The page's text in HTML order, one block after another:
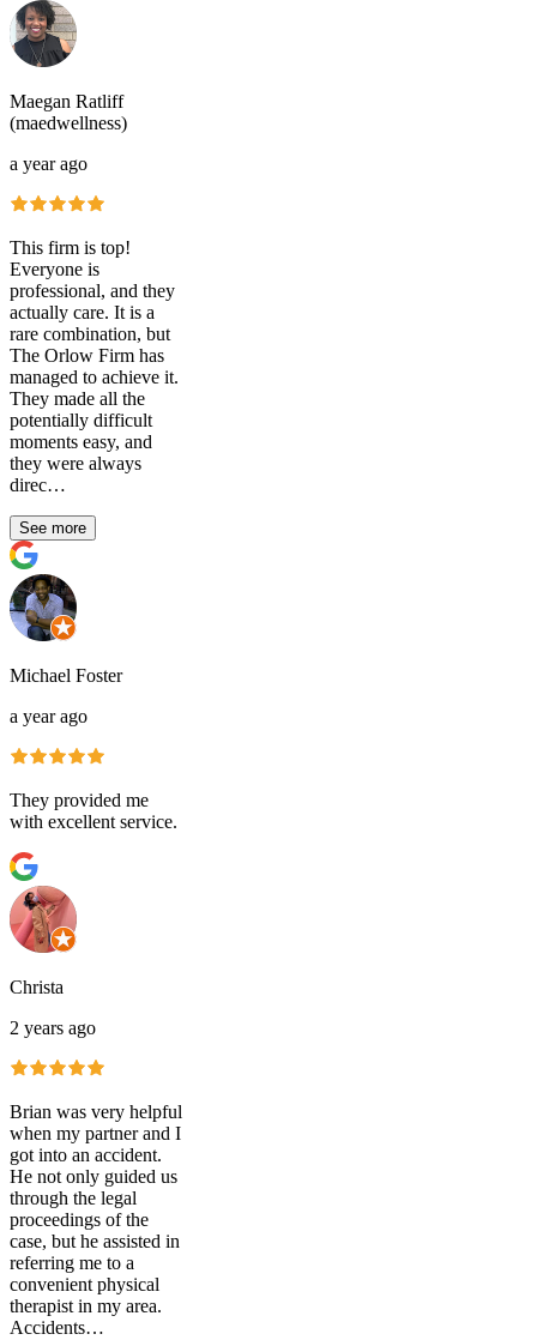
Maegan Ratliff
(maedwellness)
a year ago
This firm is top!
Everyone is
professional, and they
actually care. It is a
rare combination, but
The Orlow Firm has
managed to achieve it.
They made all the
potentially difficult
moments easy, and
they were always
direc…
See more
Michael Foster
a year ago
They provided me
with excellent service.
Christa
2 years ago
Brian was very helpful
when my partner and I
got into an accident.
He not only guided us
through the legal
proceedings of the
case, but he assisted in
referring me to a
convenient physical
therapist in my area.
Accidents…